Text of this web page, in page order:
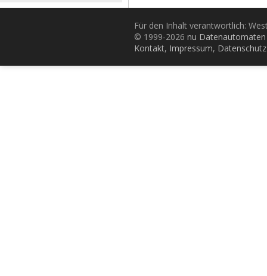
Für den Inhalt verantwortlich:
© 1999-2026 nu
Kontakt, Impressum, Datenschutz